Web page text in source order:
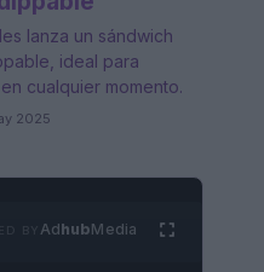
lanza un sándwich
ideal para
cualquier momento.
2025
BY AdhubMedia